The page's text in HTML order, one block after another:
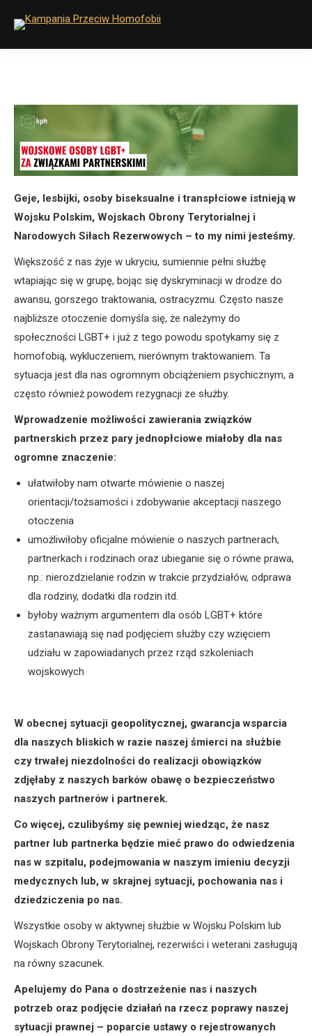
Geje, lesbijki, osoby biseksualne i transpłciowe istnieją w
Wojsku Polskim, Wojskach Obrony Terytorialnej i
Narodowych Siłach Rezerwowych – to my nimi jesteśmy.
Większość z nas żyje w ukryciu, sumiennie pełni służbę
wtapiając się w grupę, bojąc się dyskryminacji w drodze do
awansu, gorszego traktowania, ostracyzmu. Często nasze
najbliższe otoczenie domyśla się, że należymy do
społeczności LGBT+ i już z tego powodu spotykamy się z
homofobią, wykluczeniem, nierównym traktowaniem. Ta
sytuacja jest dla nas ogromnym obciążeniem psychicznym, a
często również powodem rezygnacji ze służby.
Wprowadzenie możliwości zawierania związków
partnerskich przez pary jednopłciowe miałoby dla nas
ogromne znaczenie:
ułatwiłoby nam otwarte mówienie o naszej
orientacji/tożsamości i zdobywanie akceptacji naszego
otoczenia
umożliwiłoby oficjalne mówienie o naszych partnerach,
partnerkach i rodzinach oraz ubieganie się o równe prawa,
np.: nierozdzielanie rodzin w trakcie przydziałów, odprawa
dla rodziny, dodatki dla rodzin itd.
byłoby ważnym argumentem dla osób LGBT+ które
zastanawiają się nad podjęciem służby czy wzięciem
udziału w zapowiadanych przez rząd szkoleniach
wojskowych
W obecnej sytuacji geopolitycznej, gwarancja wsparcia
dla naszych bliskich w razie naszej śmierci na służbie
czy trwałej niezdolności do realizacji obowiązków
zdjęłaby z naszych barków obawę o bezpieczeństwo
naszych partnerów i partnerek.
Co więcej, czulibyśmy się pewniej wiedząc, że nasz
partner lub partnerka będzie mieć prawo do odwiedzenia
nas w szpitalu, podejmowania w naszym imieniu decyzji
medycznych lub, w skrajnej sytuacji, pochowania nas i
dziedziczenia po nas.
Wszystkie osoby w aktywnej służbie w Wojsku Polskim lub
Wojskach Obrony Terytorialnej, rezerwiści i weterani zasługują
na równy szacunek.
Apelujemy do Pana o dostrzeżenie nas i naszych
potrzeb oraz podjęcie działań na rzecz poprawy naszej
sytuacji prawnej – poparcie ustawy o rejestrowanych